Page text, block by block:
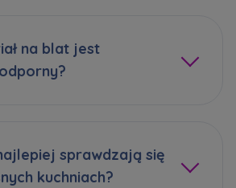
na blat jest
sprawdzają się
kuchniach?